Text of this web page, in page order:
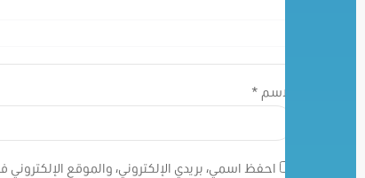
الاسم *
احفظ اسمي، بريدي الإلكتروني، والموقع